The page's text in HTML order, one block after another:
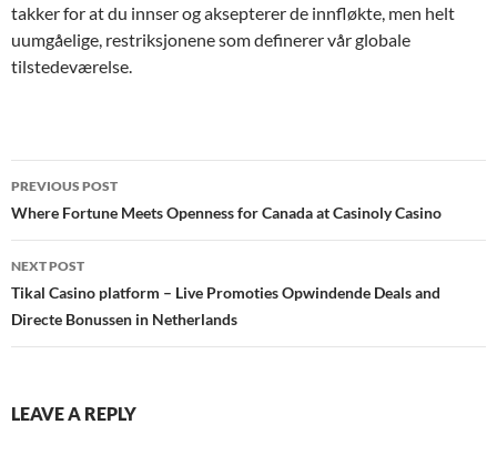
takker for at du innser og aksepterer de innfløkte, men helt
uumgåelige, restriksjonene som definerer vår globale
tilstedeværelse.
Post
navigation
PREVIOUS POST
Where Fortune Meets Openness for Canada at Casinoly Casino
NEXT POST
Tikal Casino platform – Live Promoties Opwindende Deals and
Directe Bonussen in Netherlands
LEAVE A REPLY